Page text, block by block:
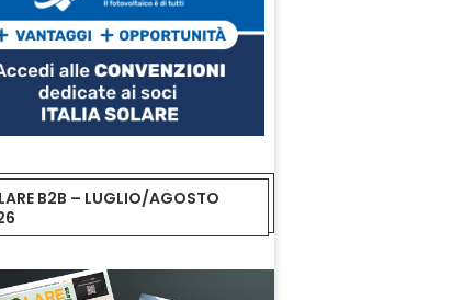
B2B – LUGLIO/AGOSTO